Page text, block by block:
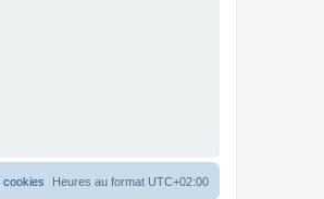
Heures au format UTC+02:00
cookies